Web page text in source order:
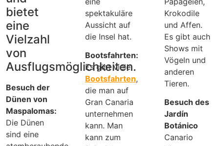
bietet
eine
Vielzahl
von
Ausflugsmöglichkeiten.
Besuch der
Dünen von
Maspalomas:
Die Dünen
sind eine
spektakuläre
Aussicht auf
die Insel hat.
Bootsfahrten:
Es gibt viele
Bootsfahrten,
die man auf
Gran Canaria
unternehmen
kann. Man
kann zum
Krokodile
und Affen.
Es gibt auch
Shows mit
Vögeln und
anderen
Tieren.
Besuch des
Jardín
Botánico
Canario